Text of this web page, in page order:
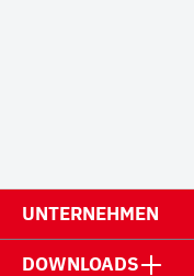
UNTERNEHMEN
DOWNLOADS